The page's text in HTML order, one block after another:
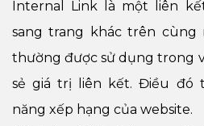
Internal Link là một liên
sang trang khác trên cùng
thường được sử dụng trong
sẻ giá trị liên kết. Điều đó
năng xếp hạng của website.